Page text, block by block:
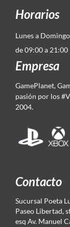
Horarios
Lunes a Domingo
de 09:00 a 21:00
Empresa
GamePlanet,
pasión por los
2004.
Contacto
Sucursal Poeta
Paseo Libertad,
esq Av. Manuel